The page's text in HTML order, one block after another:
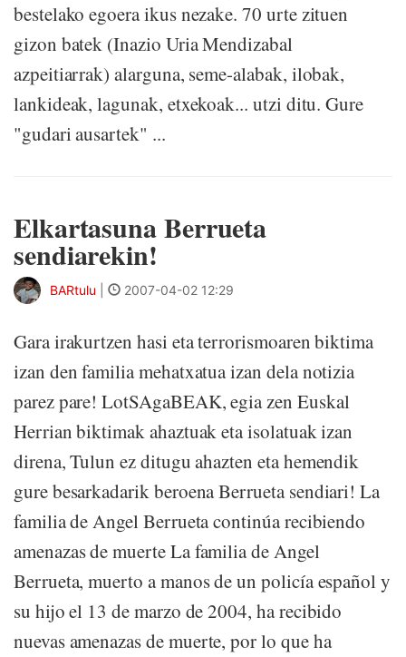
bestelako egoera ikus nezake. 70 urte zituen
gizon batek (Inazio Uria Mendizabal
azpeitiarrak) alarguna, seme-alabak, ilobak,
lankideak, lagunak, etxekoak... utzi ditu. Gure
"gudari ausartek" ...
Elkartasuna Berrueta
sendiarekin!
BARtulu 2007-04-02 12:29
Gara irakurtzen hasi eta terrorismoaren biktima
izan den familia mehatxatua izan dela notizia
parez pare! LotSAgaBEAK, egia zen Euskal
Herrian biktimak ahaztuak eta isolatuak izan
direna, Tulun ez ditugu ahazten eta hemendik
gure besarkadarik beroena Berrueta sendiari! La
familia de Angel Berrueta continúa recibiendo
amenazas de muerte La familia de Angel
Berrueta, muerto a manos de un policía español y
su hijo el 13 de marzo de 2004, ha recibido
nuevas amenazas de muerte, por lo que ha